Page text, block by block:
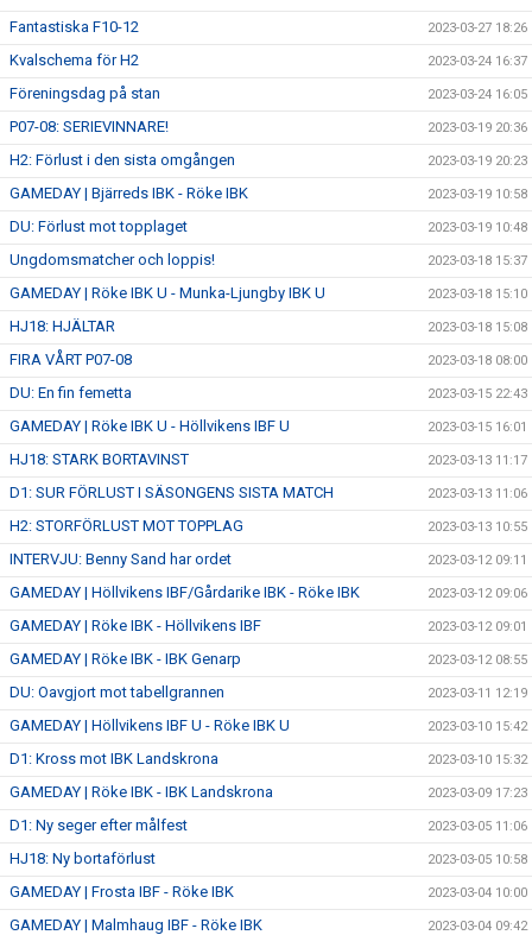
Fantastiska F10-12 2023-03-27 18:26
Kvalschema för H2 2023-03-24 16:37
Föreningsdag på stan 2023-03-24 16:05
P07-08: SERIEVINNARE! 2023-03-19 20:36
H2: Förlust i den sista omgången 2023-03-19 20:23
GAMEDAY | Bjärreds IBK - Röke IBK 2023-03-19 10:58
DU: Förlust mot topplaget 2023-03-19 10:48
Ungdomsmatcher och loppis! 2023-03-18 15:37
GAMEDAY | Röke IBK U - Munka-Ljungby IBK U 2023-03-18 15:10
HJ18: HJÄLTAR 2023-03-18 15:08
FIRA VÅRT P07-08 2023-03-18 08:00
DU: En fin femetta 2023-03-15 22:43
GAMEDAY | Röke IBK U - Höllvikens IBF U 2023-03-15 16:01
HJ18: STARK BORTAVINST 2023-03-13 11:17
D1: SUR FÖRLUST I SÄSONGENS SISTA MATCH 2023-03-13 11:06
H2: STORFÖRLUST MOT TOPPLAG 2023-03-13 10:55
INTERVJU: Benny Sand har ordet 2023-03-12 09:11
GAMEDAY | Höllvikens IBF/Gårdarike IBK - Röke IBK 2023-03-12 09:06
GAMEDAY | Röke IBK - Höllvikens IBF 2023-03-12 09:01
GAMEDAY | Röke IBK - IBK Genarp 2023-03-12 08:55
DU: Oavgjort mot tabellgrannen 2023-03-11 12:19
GAMEDAY | Höllvikens IBF U - Röke IBK U 2023-03-10 15:42
D1: Kross mot IBK Landskrona 2023-03-10 15:32
GAMEDAY | Röke IBK - IBK Landskrona 2023-03-09 17:23
D1: Ny seger efter målfest 2023-03-05 11:06
HJ18: Ny bortaförlust 2023-03-05 10:58
GAMEDAY | Frosta IBF - Röke IBK 2023-03-04 10:00
GAMEDAY | Malmhaug IBF - Röke IBK 2023-03-04 09:42